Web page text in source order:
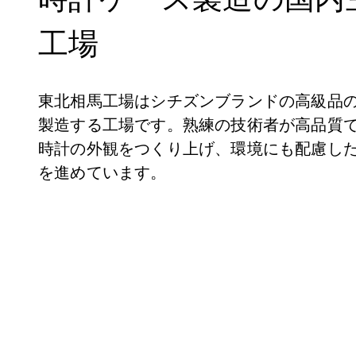
ヘルプ
工場
東北相馬工場はシチズンブランドの高級品
製造する工場です。熟練の技術者が高品質
時計の外観をつくり上げ、環境にも配慮し
を進めています。